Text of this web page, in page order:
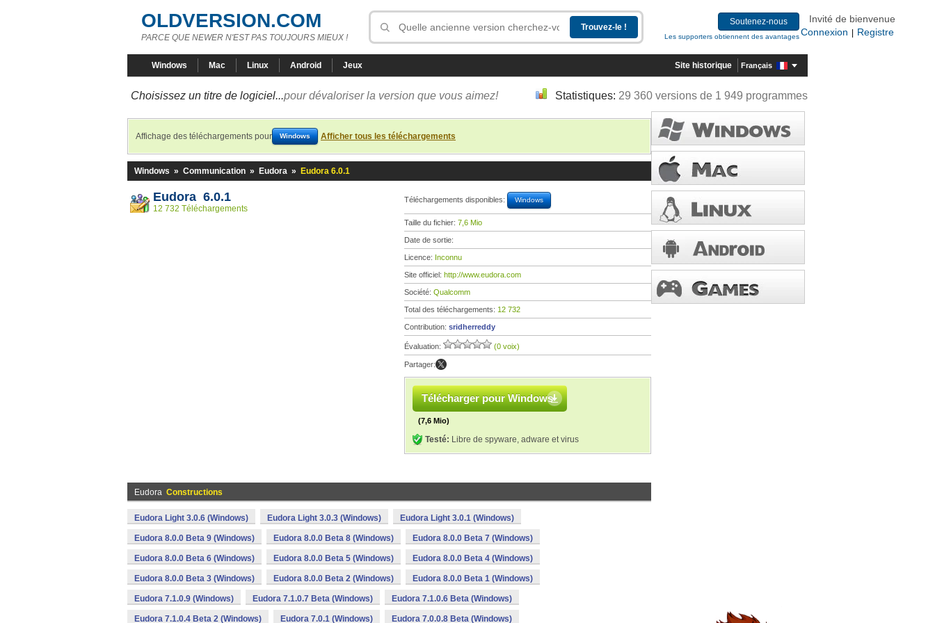
OLDVERSION.COM
PARCE QUE NEWER N'EST PAS TOUJOURS MIEUX !
Soutenez-nous
Les supporters obtiennent des avantages
Invité de bienvenue
Connexion
Registre
Windows Mac Linux Android Jeux Site historique Français
Choisissez un titre de logiciel...pour dévaloriser la version que vous aimez! Statistiques: 29 360 versions de 1 949 programmes
Affichage des téléchargements pour Windows Afficher tous les téléchargements
Windows » Communication » Eudora » Eudora 6.0.1
Eudora 6.0.1
12 732 Téléchargements
Téléchargements disponibles: Windows
Taille du fichier: 7,6 Mio
Date de sortie:
Licence: Inconnu
Site officiel: http://www.eudora.com
Société: Qualcomm
Total des téléchargements: 12 732
Contribution: sridherreddy
Évaluation: (0 voix)
Partager:
Télécharger pour Windows
(7,6 Mio)
Testé: Libre de spyware, adware et virus
Eudora Constructions
Eudora Light 3.0.6 (Windows) Eudora Light 3.0.3 (Windows) Eudora Light 3.0.1 (Windows)
Eudora 8.0.0 Beta 9 (Windows) Eudora 8.0.0 Beta 8 (Windows) Eudora 8.0.0 Beta 7 (Windows)
Eudora 8.0.0 Beta 6 (Windows) Eudora 8.0.0 Beta 5 (Windows) Eudora 8.0.0 Beta 4 (Windows)
Eudora 8.0.0 Beta 3 (Windows) Eudora 8.0.0 Beta 2 (Windows) Eudora 8.0.0 Beta 1 (Windows)
Eudora 7.1.0.9 (Windows) Eudora 7.1.0.7 Beta (Windows) Eudora 7.1.0.6 Beta (Windows)
Eudora 7.1.0.4 Beta 2 (Windows) Eudora 7.0.1 (Windows) Eudora 7.0.0.8 Beta (Windows)